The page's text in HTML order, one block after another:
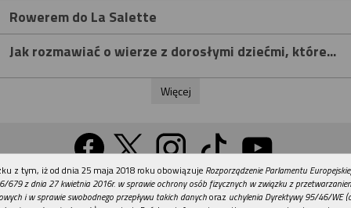
Rowerem do La Salette
Jak rozmawiać o wierze z dorosłymi dziećmi, które...
Więcej
Wersja na komputer
REKLAMA
z tym, iż od dnia 25 maja 2018 roku obowiązuje Rozporządzenie Parlamentu
679 z dnia 27 kwietnia 2016r. w sprawie ochrony osób fizycznych w związku z
i w sprawie swobodnego przepływu takich danychoraz uchylenia Dyrektywy 95/46/WE